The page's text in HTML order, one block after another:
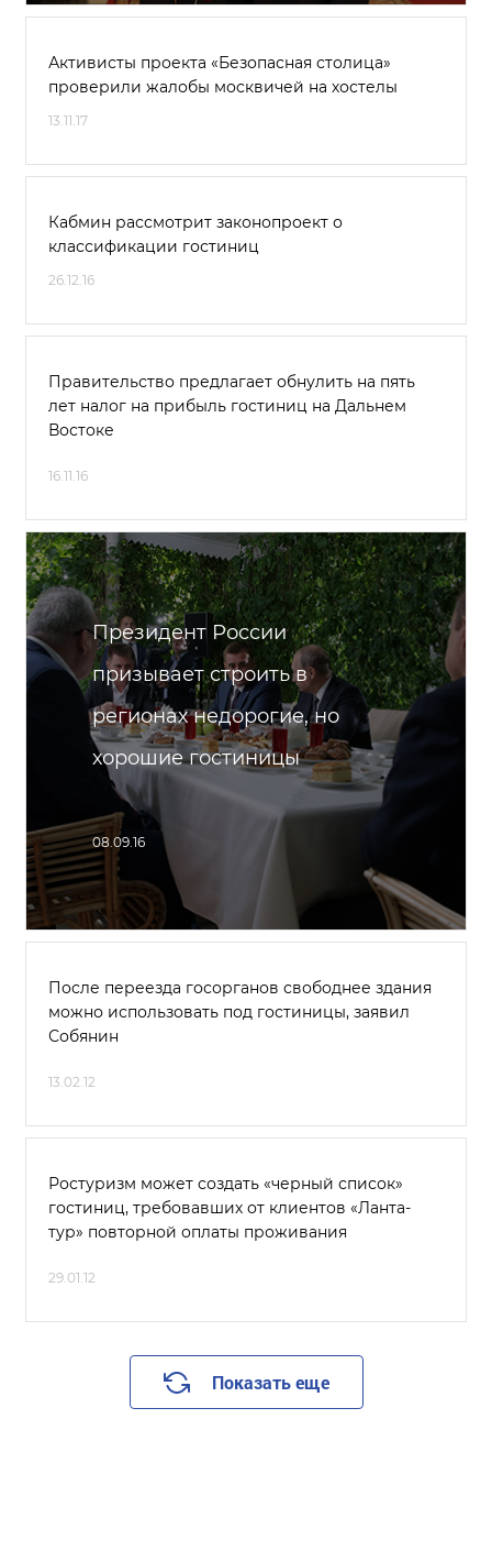
Активисты проекта «Безопасная столица»
проверили жалобы москвичей на хостелы
13.11.17
Кабмин рассмотрит законопроект о
классификации гостиниц
26.12.16
Правительство предлагает обнулить на пять
лет налог на прибыль гостиниц на Дальнем
Востоке
16.11.16
Президент России
призывает строить в
регионах недорогие, но
хорошие гостиницы
08.09.16
После переезда госорганов свободнее здания
можно использовать под гостиницы, заявил
Собянин
13.02.12
Ростуризм может создать «черный список»
гостиниц, требовавших от клиентов «Ланта-
тур» повторной оплаты проживания
29.01.12
Показать еще